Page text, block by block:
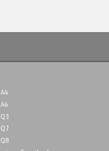
A4
A6
Q3
Q7
Q8